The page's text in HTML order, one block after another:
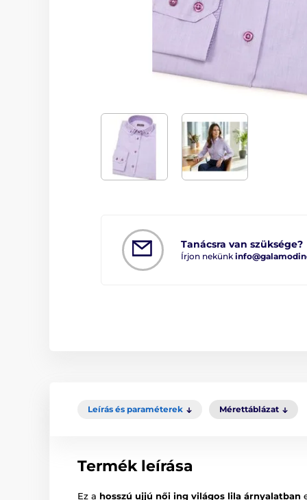
Tanácsra van szüksége?
Írjon nekünk
Leírás és paraméterek Mérettáblázat
Termék leírása
Ez a hosszú ujjú női ing világos lila árnyalatban